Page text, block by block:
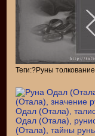
Теги:?Руны толкование